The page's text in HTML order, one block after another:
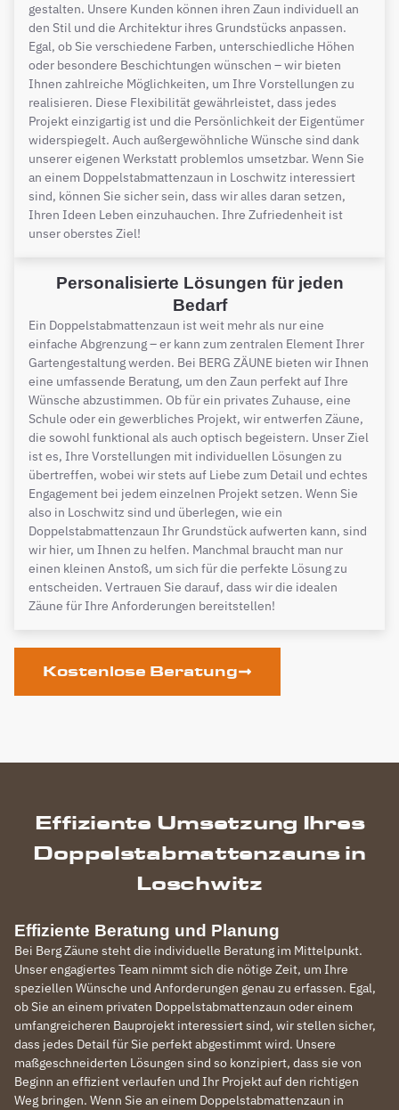
gestalten. Unsere Kunden können ihren Zaun individuell an
den Stil und die Architektur ihres Grundstücks anpassen.
Egal, ob Sie verschiedene Farben, unterschiedliche Höhen
oder besondere Beschichtungen wünschen – wir bieten
Ihnen zahlreiche Möglichkeiten, um Ihre Vorstellungen zu
realisieren. Diese Flexibilität gewährleistet, dass jedes
Projekt einzigartig ist und die Persönlichkeit der Eigentümer
widerspiegelt. Auch außergewöhnliche Wünsche sind dank
unserer eigenen Werkstatt problemlos umsetzbar. Wenn Sie
an einem Doppelstabmattenzaun in Loschwitz interessiert
sind, können Sie sicher sein, dass wir alles daran setzen,
Ihren Ideen Leben einzuhauchen. Ihre Zufriedenheit ist
unser oberstes Ziel!
Personalisierte Lösungen für jeden
Bedarf
Ein Doppelstabmattenzaun ist weit mehr als nur eine
einfache Abgrenzung – er kann zum zentralen Element Ihrer
Gartengestaltung werden. Bei BERG ZÄUNE bieten wir Ihnen
eine umfassende Beratung, um den Zaun perfekt auf Ihre
Wünsche abzustimmen. Ob für ein privates Zuhause, eine
Schule oder ein gewerbliches Projekt, wir entwerfen Zäune,
die sowohl funktional als auch optisch begeistern. Unser Ziel
ist es, Ihre Vorstellungen mit individuellen Lösungen zu
übertreffen, wobei wir stets auf Liebe zum Detail und echtes
Engagement bei jedem einzelnen Projekt setzen. Wenn Sie
also in Loschwitz sind und überlegen, wie ein
Doppelstabmattenzaun Ihr Grundstück aufwerten kann, sind
wir hier, um Ihnen zu helfen. Manchmal braucht man nur
einen kleinen Anstoß, um sich für die perfekte Lösung zu
entscheiden. Vertrauen Sie darauf, dass wir die idealen
Zäune für Ihre Anforderungen bereitstellen!
Kostenlose Beratung
Effiziente Umsetzung Ihres
Doppelstabmattenzauns in
Loschwitz
Effiziente Beratung und Planung
Bei Berg Zäune steht die individuelle Beratung im Mittelpunkt.
Unser engagiertes Team nimmt sich die nötige Zeit, um Ihre
speziellen Wünsche und Anforderungen genau zu erfassen. Egal,
ob Sie an einem privaten Doppelstabmattenzaun oder einem
umfangreicheren Bauprojekt interessiert sind, wir stellen sicher,
dass jedes Detail für Sie perfekt abgestimmt wird. Unsere
maßgeschneiderten Lösungen sind so konzipiert, dass sie von
Beginn an effizient verlaufen und Ihr Projekt auf den richtigen
Weg bringen. Wenn Sie an einem Doppelstabmattenzaun in